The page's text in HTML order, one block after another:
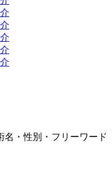
名・性別・フリーワード